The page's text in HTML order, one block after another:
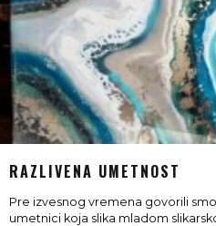
RAZLIVENA UMETNOST
Pre izvesnog vremena govorili
umetnici koja slika mladom